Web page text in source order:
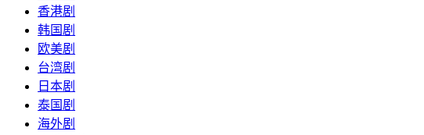
香港剧
韩国剧
欧美剧
台湾剧
日本剧
泰国剧
海外剧